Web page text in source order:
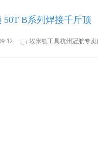
50T B系列焊接千斤顶
12 埃米顿工具杭州冠航专卖